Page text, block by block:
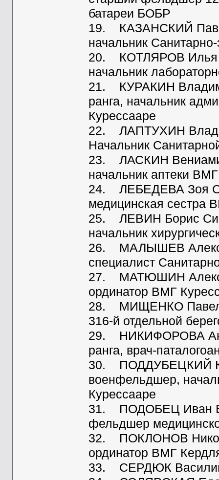
батареи БОБР
19. КАЗАНСКИЙ
начальник
20. КОТЛЯРОВ Илья
начальник
21. КУРАКИН
ранга, начальник
Курессааре
22. ЛАПТУХИН
Начальник
23. ЛАСКИН
начальник аптеки
24. ЛЕБЕДЕВА Зоя
медицинская сестра
25. ЛЕВИН Борис
начальник
26. МАЛЫШЕВ
специалист
27. МАТЮШИН
ординатор ВМГ
28. МИЩЕНКО Павел
316-й отдельной
29. НИКИФОРОВА
ранга, врач-
30. ПОДДУБЕЦКИЙ
военфельдшер,
Курессааре
31. ПОДОБЕЦ Иван
фельдшер
32. ПОКЛОНОВ
ординатор ВМГ
33. СЕРДЮК Василий